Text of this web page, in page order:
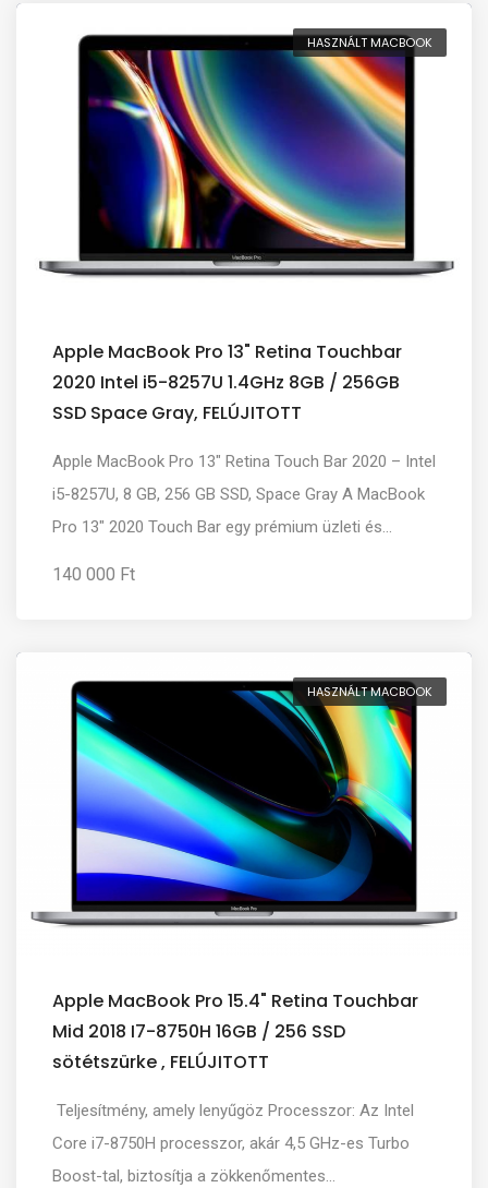
HASZNÁLT MACBOOK
Apple MacBook Pro 13" Retina Touchbar
2020 Intel i5-8257U 1.4GHz 8GB / 256GB
SSD Space Gray, FELÚJITOTT
Apple MacBook Pro 13" Retina Touch Bar 2020 – Intel
i5-8257U, 8 GB, 256 GB SSD, Space Gray A MacBook
Pro 13" 2020 Touch Bar egy prémium üzleti és...
140 000 Ft
HASZNÁLT MACBOOK
Apple MacBook Pro 15.4" Retina Touchbar
Mid 2018 I7-8750H 16GB / 256 SSD
sötétszürke , FELÚJITOTT
Teljesítmény, amely lenyűgöz Processzor: Az Intel
Core i7-8750H processzor, akár 4,5 GHz-es Turbo
Boost-tal, biztosítja a zökkenőmentes...